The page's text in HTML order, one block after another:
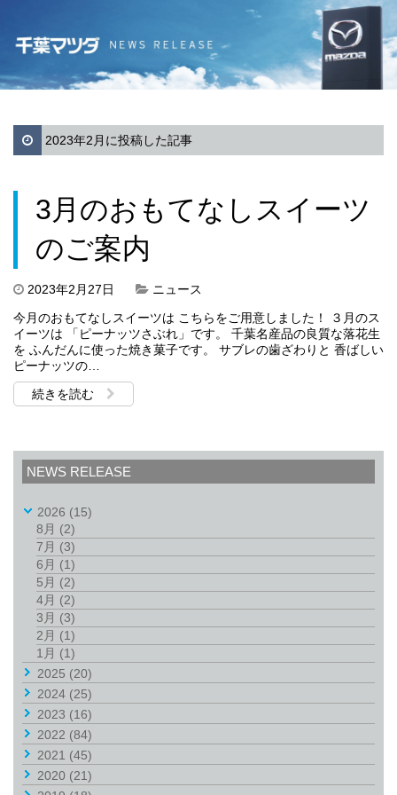
2023年2月に投稿した記事
3月のおもてなしスイーツ
のご案内
2023年2月27日
ニュース
今月のおもてなしスイーツは こちらをご用意しました！ ３月のス
イーツは 「ピーナッツさぶれ」です。 千葉名産品の良質な落花生
を ふんだんに使った焼き菓子です。 サブレの歯ざわりと 香ばしい
ピーナッツの…
続きを読む
NEWS RELEASE
2026 (15)
8月 (2)
7月 (3)
6月 (1)
5月 (2)
4月 (2)
3月 (3)
2月 (1)
1月 (1)
2025 (20)
2024 (25)
2023 (16)
2022 (84)
2021 (45)
2020 (21)